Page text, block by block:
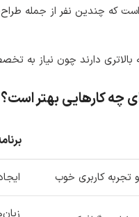
که چندین نفر از جمله
بالاتری دارند چون نیاز به
چه کارهایی بهتر است؟
تجربه کاربری خوب